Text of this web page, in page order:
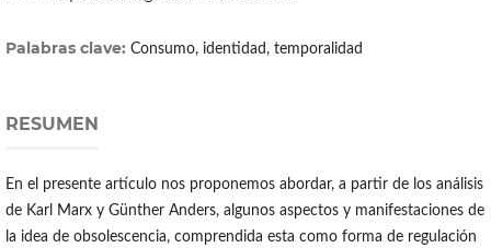
Palabras clave: Consumo, identidad, temporalidad
RESUMEN
En el presente artículo nos proponemos abordar, a partir de los análisis
de Karl Marx y Günther Anders, algunos aspectos y manifestaciones de
la idea de obsolescencia, comprendida esta como forma de regulación